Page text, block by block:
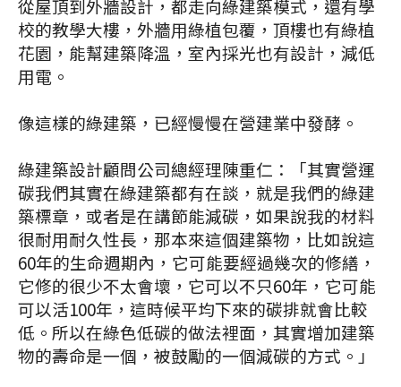
從屋頂到外牆設計，都走向綠建築模式，還有學
校的教學大樓，外牆用綠植包覆，頂樓也有綠植
花園，能幫建築降溫，室內採光也有設計，減低
用電。
像這樣的綠建築，已經慢慢在營建業中發酵。
綠建築設計顧問公司總經理陳重仁：「其實營運
碳我們其實在綠建築都有在談，就是我們的綠建
築標章，或者是在講節能減碳，如果說我的材料
很耐用耐久性長，那本來這個建築物，比如說這
60年的生命週期內，它可能要經過幾次的修繕，
它修的很少不太會壞，它可以不只60年，它可能
可以活100年，這時候平均下來的碳排就會比較
低。所以在綠色低碳的做法裡面，其實增加建築
物的壽命是一個，被鼓勵的一個減碳的方式。」